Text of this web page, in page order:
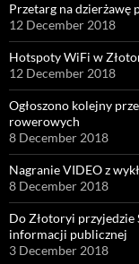
Przetarg na dzierżawę
12 December 2018
Hotspoty WiFi w
12 December 2018
Ogłoszono kolejny
rowerowych
8 December 2018
Nagranie VIDEO z
8 December 2018
Do Złotoryi przyjedzie
informacji publicznej
3 December 2018